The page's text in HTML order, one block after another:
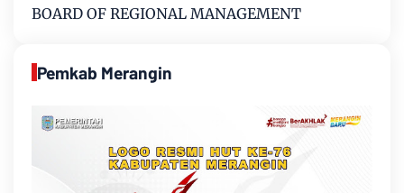
BOARD OF REGIONAL MANAGEMENT
Pemkab Merangin